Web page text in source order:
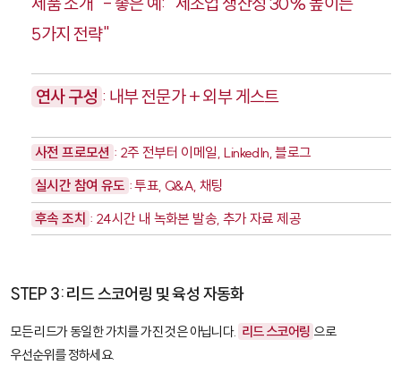
5가지 전략"
연사 구성 : 내부 전문가 + 외부 게스트
사전 프로모션 : 2주 전부터 이메일, LinkedIn, 블로그
실시간 참여 유도 : 투표, Q&A, 채팅
후속 조치 : 24시간 내 녹화본 발송, 추가 자료 제공
STEP 3: 리드 스코어링 및 육성 자동화
모든 리드가 동일한 가치를 가진 것은 아닙니다. 리드 스코어링 으로
우선순위를 정하세요.